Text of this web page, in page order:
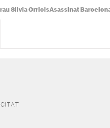
Sílvia OrriolsAsassinat